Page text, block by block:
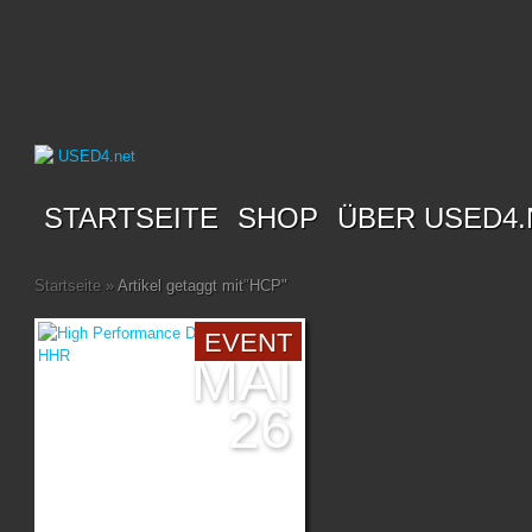
STARTSEITE SHOP ÜBER
Startseite » Artikel getaggt mit"HCP"
EVENT
MAI
26